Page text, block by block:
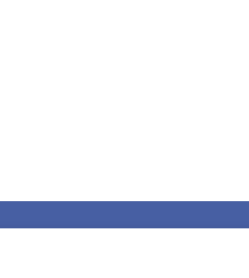
Plan du site
Adresse